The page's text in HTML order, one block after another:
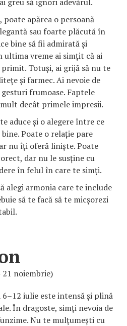
apărea o persoană
sau foarte plăcută în
bine să fii admirată și
ultima vreme ai simțit că ai
Totuși, ai grijă să nu te
și farmec. Ai nevoie de
frumoase. Faptele
decât primele impresii.
aduce și o alegere între ce
Poate o relație pare
nu îți oferă liniște. Poate
dar nu le susține cu
în felul în care te simți.
alegi armonia care te include
să te facă să te micșorezi
noiembrie)
iulie este intensă și plină
În dragoste, simți nevoia de
Nu te mulțumești cu